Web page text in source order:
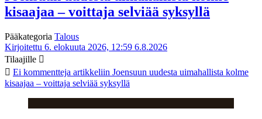
kisaajaa – voittaja selviää syksyllä
Pääkategoria Talous
Kirjoitettu 6. elokuuta 2026, 12:59 6.8.2026
Tilaajille
Ei kommentteja artikkeliin Joensuun uudesta uimahallista kolme
kisaajaa – voittaja selviää syksyllä